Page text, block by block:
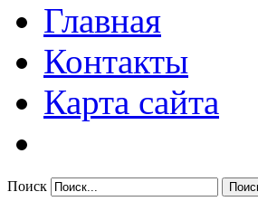
Главная
Контакты
Карта сайта
Поиск